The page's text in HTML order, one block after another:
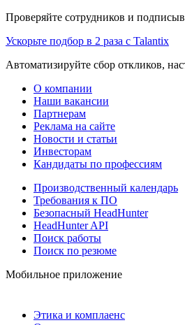
Проверяйте сотрудников и
Ускорьте подбор в 2 раза с Talantix
Автоматизируйте сбор откликов,
О компании
Наши вакансии
Партнерам
Реклама на сайте
Новости и статьи
Инвесторам
Кандидаты по профессиям
Производственный календарь
Требования к ПО
Безопасный HeadHunter
HeadHunter API
Поиск работы
Поиск по резюме
Мобильное приложение
Этика и комплаенс